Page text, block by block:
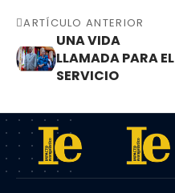
ARTÍCULO ANTERIOR
UNA VIDA
LLAMADA PARA EL
SERVICIO